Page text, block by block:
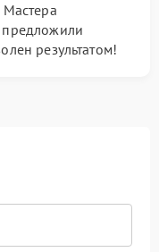
результатом!